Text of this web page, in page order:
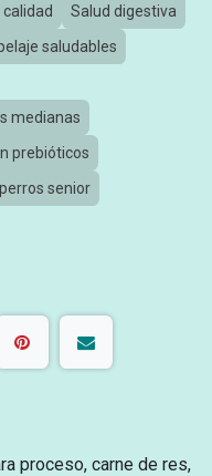
Salud digestiva
saludables
medianas
prebióticos
perros senior
proceso, carne de res,